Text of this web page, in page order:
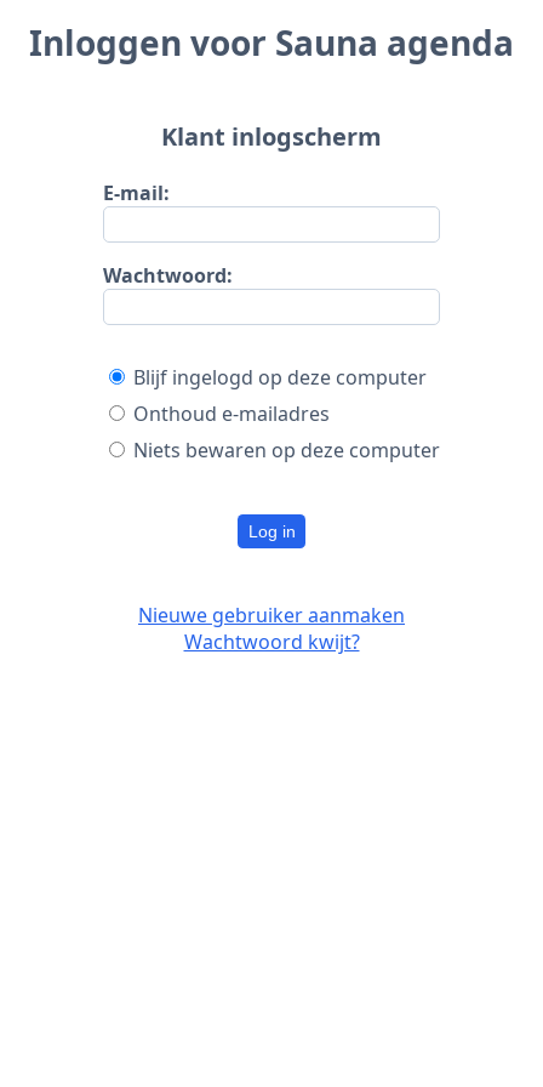
Inloggen voor Sauna agenda
Klant inlogscherm
E-mail:
Wachtwoord:
Blijf ingelogd op deze computer
Onthoud e-mailadres
Niets bewaren op deze computer
Log in
Nieuwe gebruiker aanmaken
Wachtwoord kwijt?